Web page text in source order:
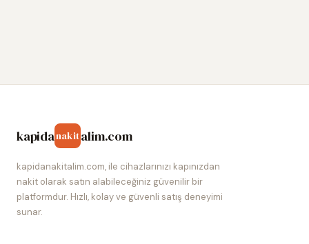
kapidanakitalim.com
kapidanakitalim.com, ile cihazlarınızı kapınızdan
nakit olarak satın alabileceğiniz güvenilir bir
platformdur. Hızlı, kolay ve güvenli satış deneyimi
sunar.